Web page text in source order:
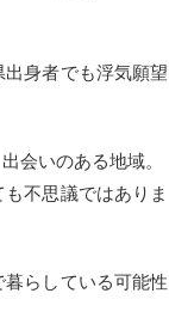
身者でも浮気願望
会いのある地域。
不思議ではありま
らしている可能性